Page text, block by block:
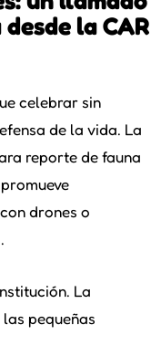
la CAR
celebrar sin
de la vida. La
reporte de fauna
drones o
La
pequeñas